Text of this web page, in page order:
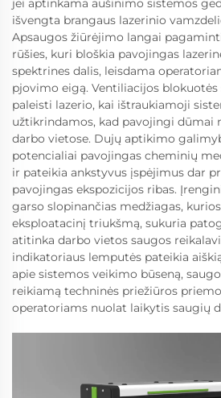
jei aptinkama aušinimo sistemos
išvengta brangaus lazerinio
Apsaugos žiūrėjimo langai
rūšies, kuri bloškia pavojingas
spektrines dalis, leisdama
pjovimo eigą. Ventiliacijos blokuotės
paleisti lazerio, kai ištraukiamoji
užtikrindamos, kad pavojingi dūmai
darbo vietose. Dujų aptikimo
potencialiai pavojingas cheminių
ir pateikia ankstyvus įspėjimus dar
pavojingas ekspozicijos ribas.
garso slopinančias medžiagas,
eksploatacinį triukšmą, sukuria
atitinka darbo vietos saugos
indikatoriaus lemputės pateikia
apie sistemos veikimo būseną,
reikiamą techninės priežiūros
operatoriams nuolat laikytis saugių